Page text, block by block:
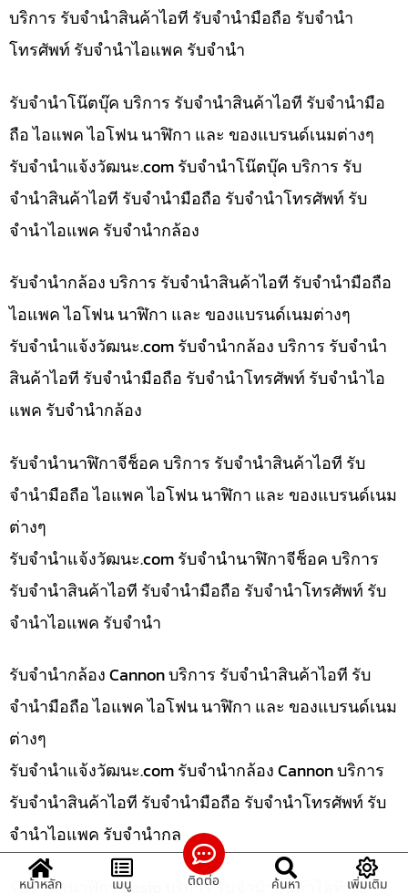
บริการ รับจำนำสินค้าไอที รับจำนำมือถือ รับจำนำ
โทรศัพท์ รับจำนำไอแพค รับจำนำ
รับจำนำโน๊ตบุ๊ค บริการ รับจำนำสินค้าไอที รับจำนำมือ
ถือ ไอแพค ไอโฟน นาฬิกา และ ของแบรนด์เนมต่างๆ
รับจํานําแจ้งวัฒนะ.com รับจำนำโน๊ตบุ๊ค บริการ รับ
จำนำสินค้าไอที รับจำนำมือถือ รับจำนำโทรศัพท์ รับ
จำนำไอแพค รับจำนำกล้อง
รับจำนำกล้อง บริการ รับจำนำสินค้าไอที รับจำนำมือถือ
ไอแพค ไอโฟน นาฬิกา และ ของแบรนด์เนมต่างๆ
รับจํานําแจ้งวัฒนะ.com รับจำนำกล้อง บริการ รับจำนำ
สินค้าไอที รับจำนำมือถือ รับจำนำโทรศัพท์ รับจำนำไอ
แพค รับจำนำกล้อง
รับจำนำนาฬิกาจีช็อค บริการ รับจำนำสินค้าไอที รับ
จำนำมือถือ ไอแพค ไอโฟน นาฬิกา และ ของแบรนด์เนม
ต่างๆ
รับจํานําแจ้งวัฒนะ.com รับจำนำนาฬิกาจีช็อค บริการ
รับจำนำสินค้าไอที รับจำนำมือถือ รับจำนำโทรศัพท์ รับ
จำนำไอแพค รับจำนำ
รับจำนำกล้อง Cannon บริการ รับจำนำสินค้าไอที รับ
จำนำมือถือ ไอแพค ไอโฟน นาฬิกา และ ของแบรนด์เนม
ต่างๆ
รับจํานําแจ้งวัฒนะ.com รับจำนำกล้อง Cannon บริการ
รับจำนำสินค้าไอที รับจำนำมือถือ รับจำนำโทรศัพท์ รับ
จำนำไอแพค รับจำนำกล
รับจำนำนาฬิกา Casio บริการ รับจำนำสินค้าไอที รับ
หน้าหลัก เมนู ติดต่อ ค้นหา เพิ่มเติม